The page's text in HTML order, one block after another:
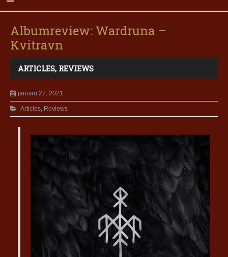
Albumreview: Wardruna –
Kvitravn
ARTICLES, REVIEWS
januari 27, 2021
Articles, Reviews